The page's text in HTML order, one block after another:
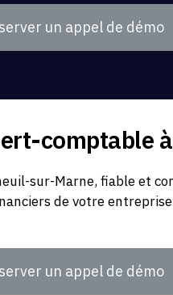
un appel de démo
comptable
sur-Marne, fiable et
de votre
un appel de démo